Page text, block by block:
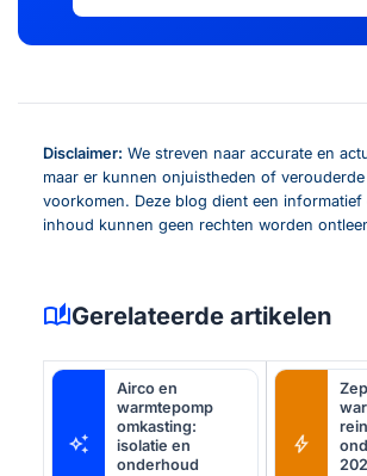
Disclaimer: We streven naar accurate en
maar er kunnen onjuistheden of verouderde
voorkomen. Deze blog dient een informatief
inhoud kunnen geen rechten worden
auto_storiesGerelateerde artikelen
auto_awesome
Airco en
warmtepomp
omkasting:
isolatie en
onderhoud
bolt